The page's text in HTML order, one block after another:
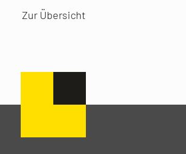
Zur Übersicht